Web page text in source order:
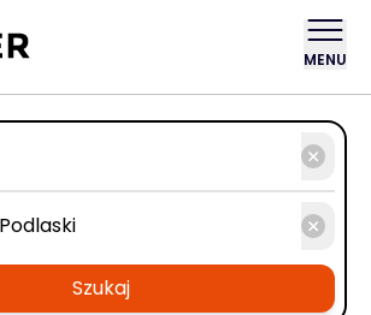
MENU
Szukaj